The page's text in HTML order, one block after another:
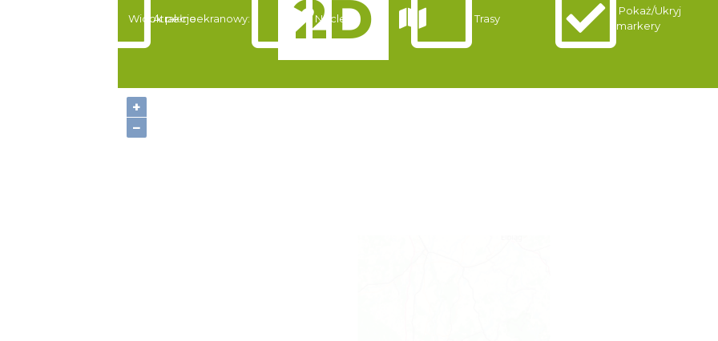
+
−
Widok pełnoekranowy:
Atrakcje Noclegi Trasy
Pokaż/Ukryj
markery